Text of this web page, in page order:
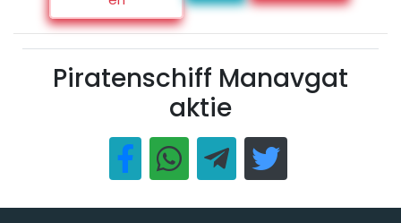
Piratenschiff Manavgat
aktie